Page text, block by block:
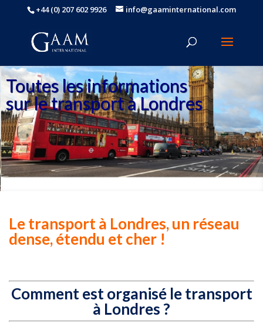
+44 (0) 207 602 9926 info@gaaminternational.com
Toutes les informations
sur le transport à Londres
Le transport à Londres, un réseau
dense, étendu et cher !
Comment est organiséle transport
à Londres ?